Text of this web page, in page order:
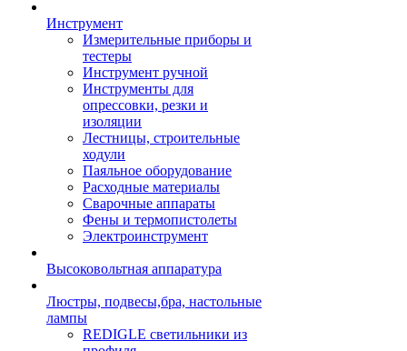
Инструмент
Измерительные приборы и
тестеры
Инструмент ручной
Инструменты для
опрессовки, резки и
изоляции
Лестницы, строительные
ходули
Паяльное оборудование
Расходные материалы
Сварочные аппараты
Фены и термопистолеты
Электроинструмент
Высоковольтная аппаратура
Люстры, подвесы,бра, настольные
лампы
REDIGLE светильники из